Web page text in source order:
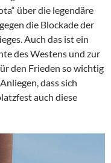
über die legendäre
die Blockade der
Auch das ist ein
des Westens und zur
den Frieden so wichtig
dass sich
auch diese